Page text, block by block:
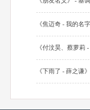
《焦迈奇 - 我的名
《付汶昊、蔡萝莉
《下雨了 - 薛之谦